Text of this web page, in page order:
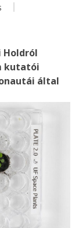
Holdról
kutatói
által